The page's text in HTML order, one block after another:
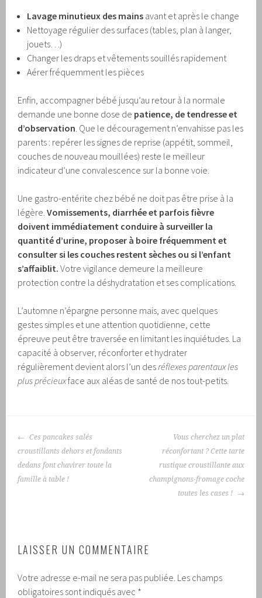
Lavage minutieux des mains avant et après le change
Nettoyage régulier des surfaces (tables, plan à langer,
jouets…)
Changer les draps et vêtements souillés rapidement
Aérer fréquemment les pièces
Enfin, accompagner bébé jusqu’au retour à la normale
demande une bonne dose de patience, de tendresse et
d’observation . Que le découragement n’envahisse pas les
parents : repérer les signes de reprise (appétit, sommeil,
couches de nouveau mouillées) reste le meilleur
indicateur d’une convalescence sur la bonne voie.
Une gastro-entérite chez bébé ne doit pas être prise à la
légère.Vomissements, diarrhée et parfois fièvre
doivent immédiatement conduire à surveiller la
quantité d’urine, proposer à boire fréquemment et
consulter si les couches restent sèches ou si l’enfant
s’affaiblit. Votre vigilance demeure la meilleure
protection contre la déshydratation et ses complications.
L’automne n’épargne personne mais, avec quelques
gestes simples et une attention quotidienne, cette
épreuve peut être traversée en limitant les inquiétudes. La
capacité à observer, réconforter et hydrater
régulièrement devient alors l’un des réflexes parentaux les
plus précieuxface aux aléas de santé de nos tout-petits.
NAVIGATION
DES
ARTICLES
Ces pancakes salés
croustillants dehors et fondants
dedans font chavirer toute la
famille à table !
Vous cherchez un plat
réconfortant ? Cette tarte
rustique croustillante aux
champignons-fromage coche
toutes les cases !
LAISSER UN COMMENTAIRE
Votre adresse e-mail ne sera pas publiée. Les champs
obligatoires sont indiqués avec *